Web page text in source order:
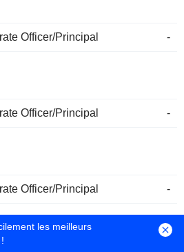
Officer/Principal -
Officer/Principal -
Officer/Principal -
les meilleurs